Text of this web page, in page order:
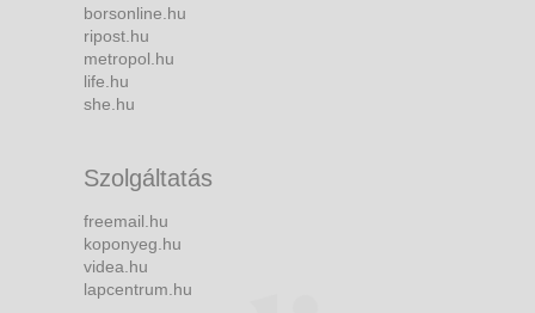
borsonline.hu
ripost.hu
metropol.hu
life.hu
she.hu
Szolgáltatás
freemail.hu
koponyeg.hu
videa.hu
lapcentrum.hu